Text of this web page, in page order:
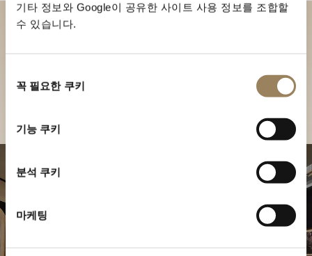
기타 정보와 Google이 공유한 사이트 사용 정보를 조합할
수 있습니다.
꼭 필요한 쿠키
기능 쿠키
분석 쿠키
마케팅